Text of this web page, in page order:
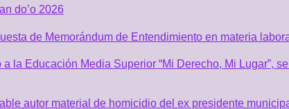
do’o 2026
de Memorándum de Entendimiento en materia
la Educación Media Superior “Mi Derecho, Mi Lugar”,
autor material de homicidio del ex presidente